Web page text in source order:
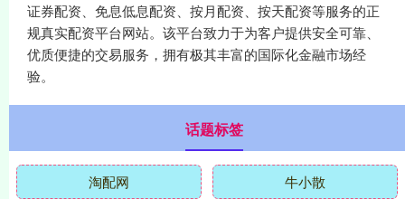
证券配资、免息低息配资、按月配资、按天配资等服务的正
规真实配资平台网站。该平台致力于为客户提供安全可靠、
优质便捷的交易服务，拥有极其丰富的国际化金融市场经
验。
话题标签
淘配网 牛小散